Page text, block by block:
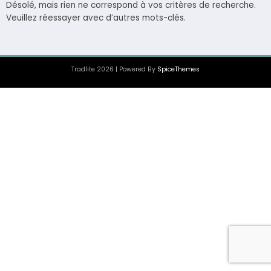
Désolé, mais rien ne correspond à vos critères de recherche.
Veuillez réessayer avec d’autres mots-clés.
Tradlite 2026 | Powered By SpiceThemes